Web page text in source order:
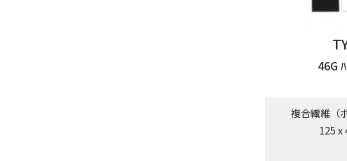
46G
複合繊維（
125